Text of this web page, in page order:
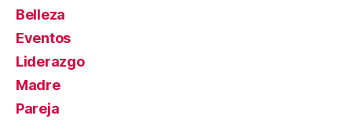
Belleza
Eventos
Liderazgo
Madre
Pareja